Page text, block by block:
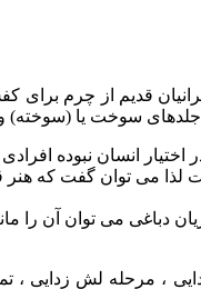
قدیم از چرم
جلدهای سوخت یا
انسان نبوده
لذا می توان گفت که
می توان آن را
مرحله لش زدایی ،